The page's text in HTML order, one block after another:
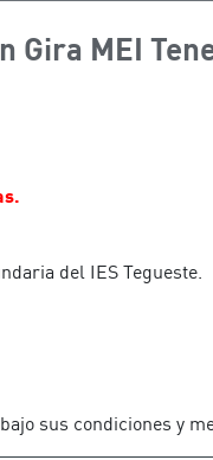
Omaira Ortega
Gira MEI
del IES Tegueste.
sus condiciones y